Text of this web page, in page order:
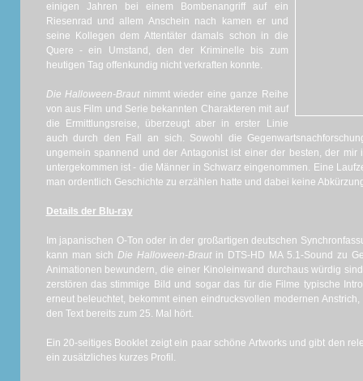
einigen Jahren bei einem Bombenangriff auf ein
Riesenrad und allem Anschein nach kamen er und
seine Kollegen dem Attentäter damals schon in die
Quere - ein Umstand, den der Kriminelle bis zum
heutigen Tag offenkundig nicht verkraften konnte.
Die Halloween-Brautnimmt wieder eine ganze Reihe
von aus Film und Serie bekannten Charakteren mit auf
die Ermittlungsreise, überzeugt aber in erster Linie
auch durch den Fall an sich. Sowohl die
ungemein spannend und der Antagonist ist einer der besten, der mir
untergekommen ist - die Männer in Schwarz eingenommen. Eine
man ordentlich Geschichte zu erzählen hatte und dabei keine
Details der Blu-ray
Im japanischen O-Ton oder in der großartigen deutschen
kann man sich Die Halloween-Brautin DTS-HD MA 5.1-Sound zu
Animationen bewundern, die einer Kinoleinwand durchaus würdig
zerstören das stimmige Bild und sogar das für die Filme typische
erneut beleuchtet, bekommt einen eindrucksvollen modernen
den Text bereits zum 25. Mal hört.
Ein 20-seitiges Booklet zeigt ein paar schöne Artworks und gibt den
ein zusätzliches kurzes Profil.